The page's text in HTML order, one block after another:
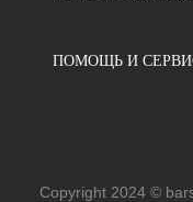
ПОМОЩЬ И
Copyright 2024 ©